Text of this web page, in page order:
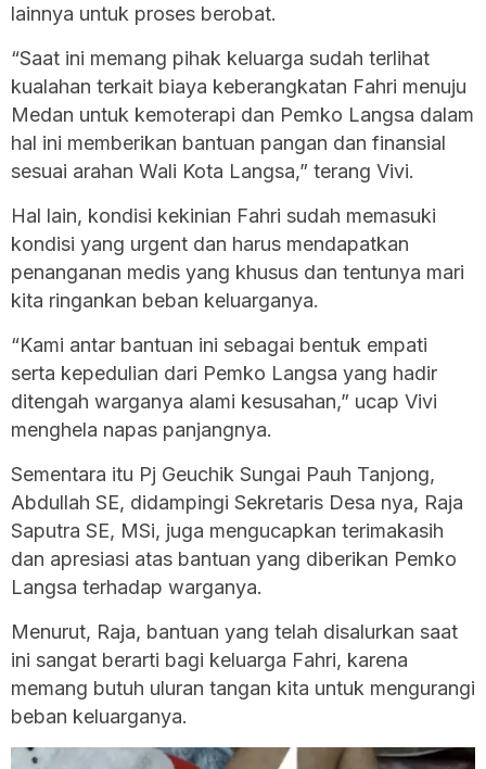
lainnya untuk proses berobat.
“Saat ini memang pihak keluarga sudah terlihat
kualahan terkait biaya keberangkatan Fahri menuju
Medan untuk kemoterapi dan Pemko Langsa dalam
hal ini memberikan bantuan pangan dan finansial
sesuai arahan Wali Kota Langsa,” terang Vivi.
Hal lain, kondisi kekinian Fahri sudah memasuki
kondisi yang urgent dan harus mendapatkan
penanganan medis yang khusus dan tentunya mari
kita ringankan beban keluarganya.
“Kami antar bantuan ini sebagai bentuk empati
serta kepedulian dari Pemko Langsa yang hadir
ditengah warganya alami kesusahan,” ucap Vivi
menghela napas panjangnya.
Sementara itu Pj Geuchik Sungai Pauh Tanjong,
Abdullah SE, didampingi Sekretaris Desa nya, Raja
Saputra SE, MSi, juga mengucapkan terimakasih
dan apresiasi atas bantuan yang diberikan Pemko
Langsa terhadap warganya.
Menurut, Raja, bantuan yang telah disalurkan saat
ini sangat berarti bagi keluarga Fahri, karena
memang butuh uluran tangan kita untuk mengurangi
beban keluarganya.